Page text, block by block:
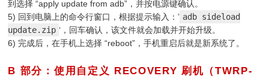
到选择 “apply update from adb”，并按电源键确认。
5) 回到电脑上的命令行窗口，根据提示输入：’ adb sideload
update.zip ‘，回车确认，该文件就会加载并开始升级。
6) 完成后，在手机上选择 “reboot”，手机重启后就是新系统了。
B 部分：使用自定义 RECOVERY 刷机（TWRP-